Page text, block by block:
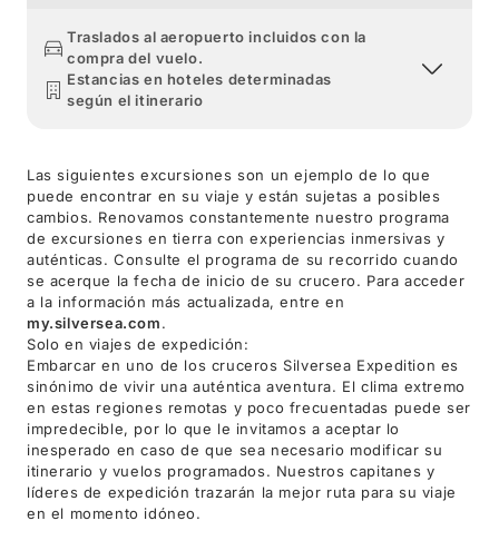
Traslados al aeropuerto incluidos con la
compra del vuelo.
Estancias en hoteles determinadas
según el itinerario
Las siguientes excursiones son un ejemplo de lo que
puede encontrar en su viaje y están sujetas a posibles
cambios. Renovamos constantemente nuestro programa
de excursiones en tierra con experiencias inmersivas y
auténticas. Consulte el programa de su recorrido cuando
se acerque la fecha de inicio de su crucero. Para acceder
a la información más actualizada, entre en
my.silversea.com.
Solo en viajes de expedición:
Embarcar en uno de los cruceros Silversea Expedition es
sinónimo de vivir una auténtica aventura. El clima extremo
en estas regiones remotas y poco frecuentadas puede ser
impredecible, por lo que le invitamos a aceptar lo
inesperado en caso de que sea necesario modificar su
itinerario y vuelos programados. Nuestros capitanes y
líderes de expedición trazarán la mejor ruta para su viaje
en el momento idóneo.